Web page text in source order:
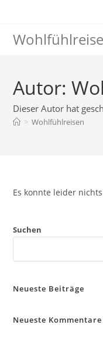
Autor:
Dieser Autor hat
> Wohlfühlreisen
Es konnte leider
Suchen
Neueste Beiträge
Neueste Kommentare